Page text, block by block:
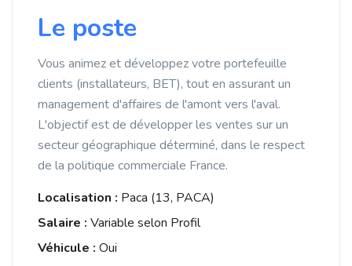
Le poste
Vous animez et développez votre portefeuille
clients (installateurs, BET), tout en assurant un
management d'affaires de l'amont vers l'aval.
L'objectif est de développer les ventes sur un
secteur géographique déterminé, dans le respect
de la politique commerciale France.
Localisation : Paca (13, PACA)
Salaire : Variable selon Profil
Véhicule : Oui